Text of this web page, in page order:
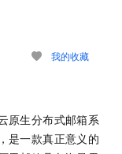
我的收藏
原生分布式邮箱系
是一款真正意义的